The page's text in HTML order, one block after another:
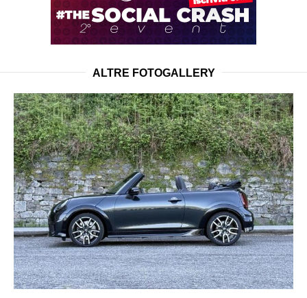
ALTRE FOTOGALLERY